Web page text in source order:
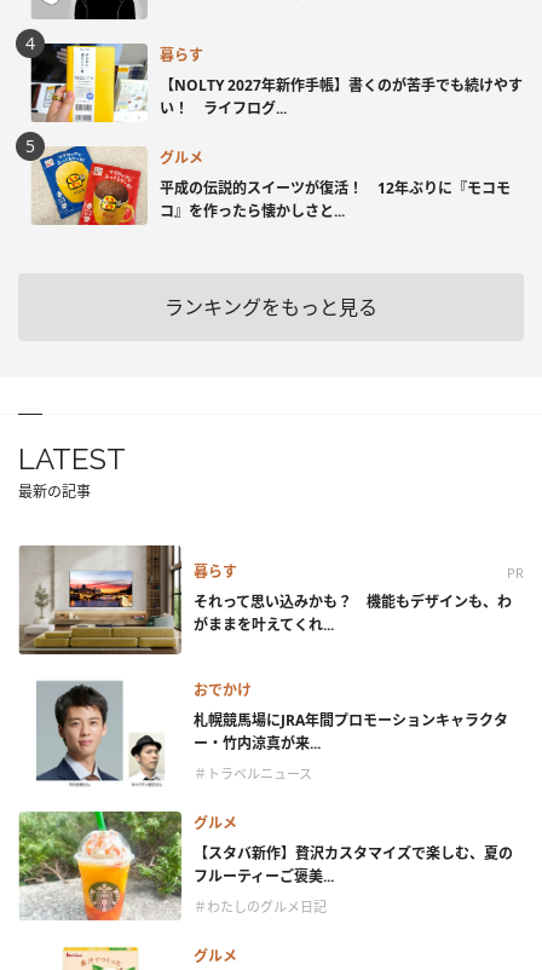
暮らす
【NOLTY 2027年新作手帳】書くのが苦手でも続けやす
い！ ライフログ...
グルメ
平成の伝説的スイーツが復活！ 12年ぶりに『モコモ
コ』を作ったら懐かしさと...
ランキングをもっと見る
LATEST
最新の記事
暮らす PR
それって思い込みかも？ 機能もデザインも、わ
がままを叶えてくれ...
おでかけ
札幌競馬場にJRA年間プロモーションキャラクタ
ー・竹内涼真が来...
＃トラベルニュース
グルメ
【スタバ新作】贅沢カスタマイズで楽しむ、夏の
フルーティーご褒美...
＃わたしのグルメ日記
グルメ